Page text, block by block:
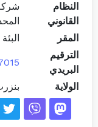
النظام
القانوني
المقر
الترقيم
البريدي
الولاية